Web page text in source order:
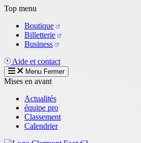
Aller
contenu
principal
Top menu
Boutique
Billetterie
Business
Aide et contact
Menu Fermer
Mises en avant
Actualités
équipe pro
Classement
Calendrier